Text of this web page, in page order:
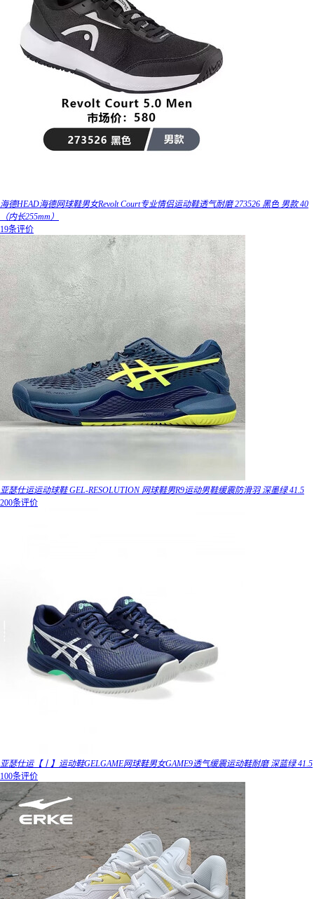
海德HEAD海德网球鞋男女Revolt Court专业情侣运动鞋透气耐磨 273526 黑色 男款 40
（内长255mm）
19条评价
亚瑟仕运运动球鞋 GEL-RESOLUTION 网球鞋男R9运动男鞋缓震防滑羽 深墨绿 41.5
200条评价
亚瑟仕运【丨】运动鞋GELGAME网球鞋男女GAME9透气缓震运动鞋耐磨 深蓝绿 41.5
100条评价